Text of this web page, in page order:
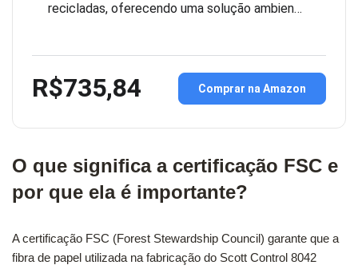
recicladas, oferecendo uma solução ambien…
R$735,84 Comprar na Amazon
O que significa a certificação FSC e
por que ela é importante?
A certificação FSC (Forest Stewardship Council) garante que a
fibra de papel utilizada na fabricação do Scott Control 8042